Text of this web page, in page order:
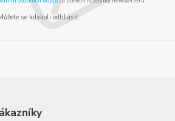
se kdykoli odhlásit.